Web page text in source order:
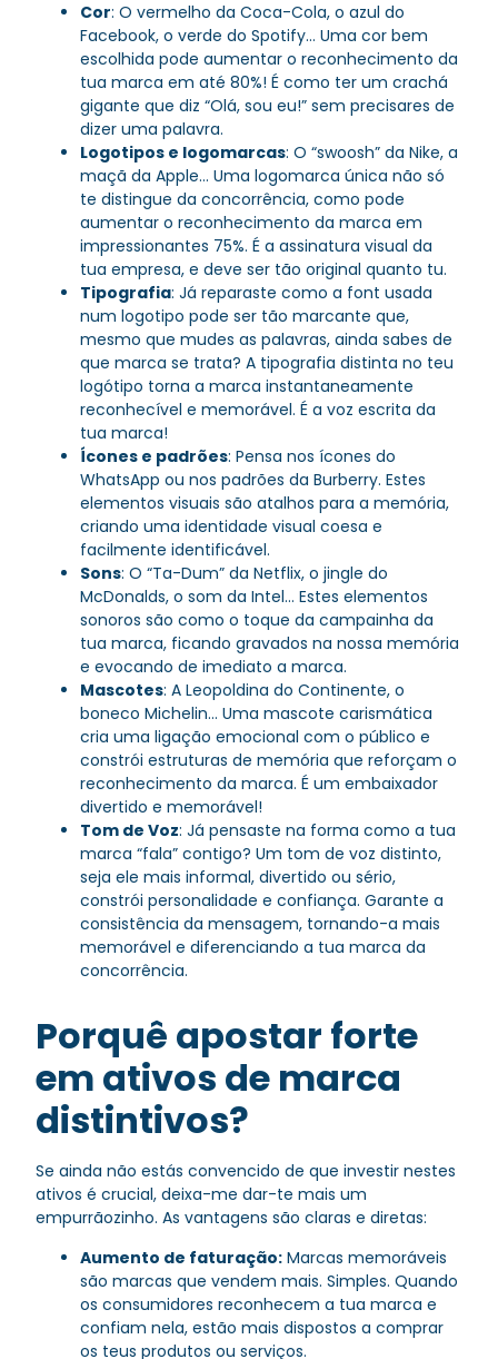
Cor: O vermelho da Coca-Cola, o azul do
Facebook, o verde do Spotify… Uma cor bem
escolhida pode aumentar o reconhecimento da
tua marca em até 80%! É como ter um crachá
gigante que diz “Olá, sou eu!” sem precisares de
dizer uma palavra.
Logotipos e logomarcas: O “swoosh” da Nike, a
maçã da Apple… Uma logomarca única não só
te distingue da concorrência, como pode
aumentar o reconhecimento da marca em
impressionantes 75%. É a assinatura visual da
tua empresa, e deve ser tão original quanto tu.
Tipografia: Já reparaste como a font usada
num logotipo pode ser tão marcante que,
mesmo que mudes as palavras, ainda sabes de
que marca se trata? A tipografia distinta no teu
logótipo torna a marca instantaneamente
reconhecível e memorável. É a voz escrita da
tua marca!
Ícones e padrões: Pensa nos ícones do
WhatsApp ou nos padrões da Burberry. Estes
elementos visuais são atalhos para a memória,
criando uma identidade visual coesa e
facilmente identificável.
Sons: O “Ta-Dum” da Netflix, o jingle do
McDonalds, o som da Intel… Estes elementos
sonoros são como o toque da campainha da
tua marca, ficando gravados na nossa memória
e evocando de imediato a marca.
Mascotes: A Leopoldina do Continente, o
boneco Michelin… Uma mascote carismática
cria uma ligação emocional com o público e
constrói estruturas de memória que reforçam o
reconhecimento da marca. É um embaixador
divertido e memorável!
Tom de Voz: Já pensaste na forma como a tua
marca “fala” contigo? Um tom de voz distinto,
seja ele mais informal, divertido ou sério,
constrói personalidade e confiança. Garante a
consistência da mensagem, tornando-a mais
memorável e diferenciando a tua marca da
concorrência.
Porquê apostar forte
em ativos de marca
distintivos?
Se ainda não estás convencido de que investir nestes
ativos é crucial, deixa-me dar-te mais um
empurrãozinho. As vantagens são claras e diretas:
Aumento de faturação: Marcas memoráveis
são marcas que vendem mais. Simples. Quando
os consumidores reconhecem a tua marca e
confiam nela, estão mais dispostos a comprar
os teus produtos ou serviços.